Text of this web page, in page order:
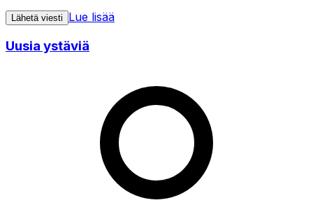
Lähetä viesti Lue lisää
Uusia ystäviä